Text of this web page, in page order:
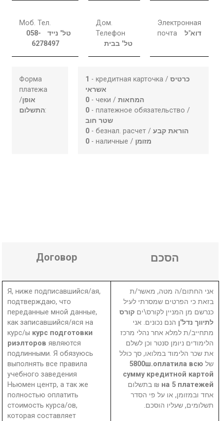
Моб. Тел.
טל' נייד
058-
6278497
Дом.
Телефон
טל' בבית
Электронная
почта
דוא"ל
Форма
платежа
/אופן
התשלום:
1 - кредитная карточка /כרטיס
אשראי
0 - чеки /המחאות
0 - платежное обязательство /
שטר חוב
0 - безнал. расчет /הוראת קבע
0 - наличные / מזומן
Договор הסכם
Я, ниже подписавшийся/ая,
подтверждаю, что
переданные мной данные,
как записавшийся/яся на
курс/ы курс подготовки
риэлторовявляются
подлинными. Я обязуюсь
выполнять все правила
учебного заведения
Ньюмен центр, а так же
полностью оплатить
стоимость курса/ов,
которая составляет
אני החתום/ה מטה, מאשר/ת
בזאת כי הפרטים שמסרתי לעיל
כנרשם מן המניין לקורס\ים קורס
לתיווך נדל"ן הנם נכונים. אני
מתחייב/ת למלא אחר נהלי מרכז
הלימודים ניומן סנטר וכן לשלם
את שכר הלימוד במלואו, סך כולל
של 5800ш.оплатила всю
сумму кредитной картой
на 5 платежей ₪ בתשלום
אחד ובמזומן, או על פי הסדר
תשלומים, שעליו הוסכם.